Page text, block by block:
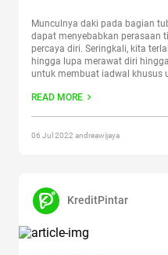
Munculnya daki pada bagian
dapat menyebabkan perasaan
percaya diri. Seringkali, kita
hingga lupa merawat diri
untuk membuat jadwal khusus
diaContinue reading
READ MORE
06 Jul 2022 andreawijaya
KreditPintar